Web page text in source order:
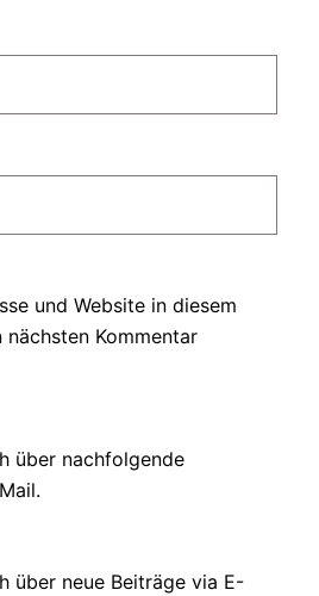
und Website in diesem
Kommentar
über nachfolgende
über neue Beiträge via E-